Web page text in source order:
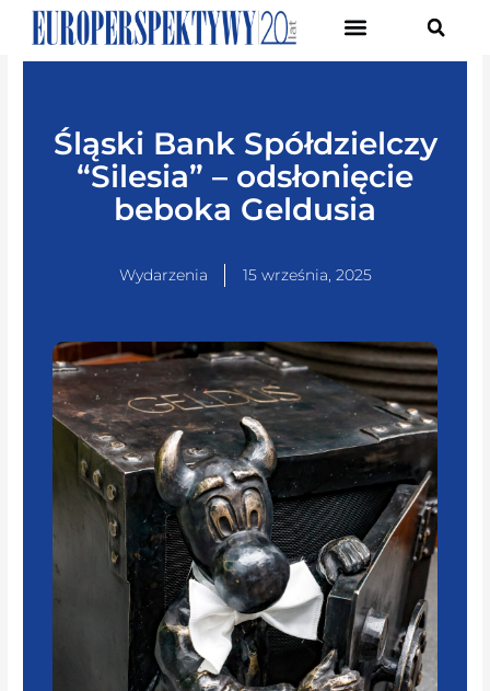
Śląski Bank Spółdzielczy
“Silesia” – odsłonięcie
beboka Geldusia
Wydarzenia 15 września, 2025